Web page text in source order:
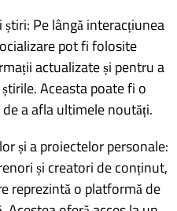
Pe lângă interacțiunea
pot fi folosite
actualizate și pentru a
Aceasta poate fi o
a afla ultimele noutăți.
și a proiectelor personale:
și creatori de conținut,
reprezintă o platformă de